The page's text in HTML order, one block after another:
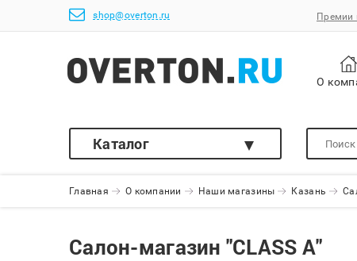
shop@overton.ru Премии
О
Каталог
Главная О компании Наши магазины Казань
Салон-магазин "CLASS A"